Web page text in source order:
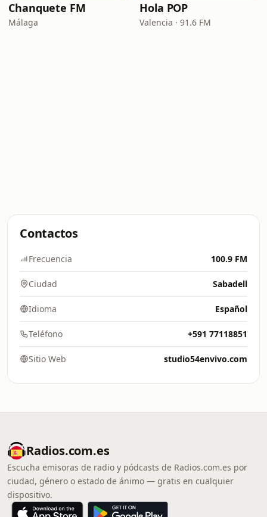
Chanquete FM
Málaga
Hola POP
Valencia · 91.6 FM
Contactos
Frecuencia 100.9 FM
Ciudad Sabadell
Idioma Español
Teléfono +591 77118851
Sitio Web studio54envivo.com
Radios.com.es
Escucha emisoras de radio y pódcasts de Radios.com.es por
ciudad, género o estado de ánimo — gratis en cualquier
dispositivo.